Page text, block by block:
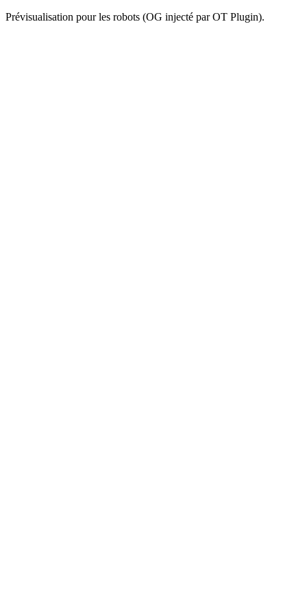
Prévisualisation pour les robots (OG injecté par OT Plugin).